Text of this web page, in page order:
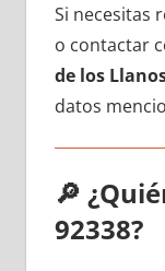
Si necesitas
ο contactar
dе los
datos
🔎
92338?